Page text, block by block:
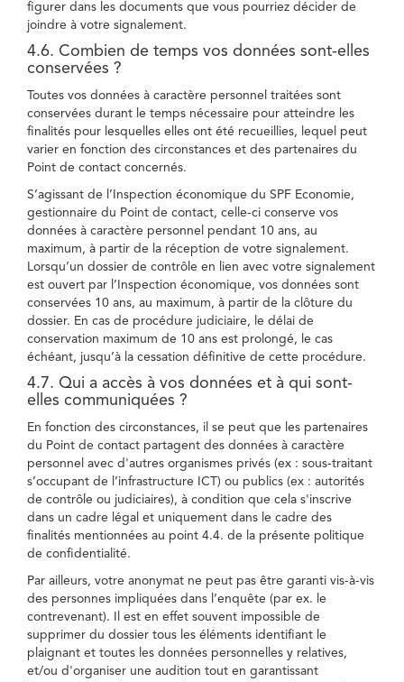
figurer dans les documents que vous pourriez décider de
joindre à votre signalement.
4.6. Combien de temps vos données sont-elles
conservées ?
Toutes vos données à caractère personnel traitées sont
conservées durant le temps nécessaire pour atteindre les
finalités pour lesquelles elles ont été recueillies, lequel peut
varier en fonction des circonstances et des partenaires du
Point de contact concernés.
S’agissant de l’Inspection économique du SPF Economie,
gestionnaire du Point de contact, celle-ci conserve vos
données à caractère personnel pendant 10 ans, au
maximum, à partir de la réception de votre signalement.
Lorsqu’un dossier de contrôle en lien avec votre signalement
est ouvert par l’Inspection économique, vos données sont
conservées 10 ans, au maximum, à partir de la clôture du
dossier. En cas de procédure judiciaire, le délai de
conservation maximum de 10 ans est prolongé, le cas
échéant, jusqu’à la cessation définitive de cette procédure.
4.7. Qui a accès à vos données et à qui sont-
elles communiquées ?
En fonction des circonstances, il se peut que les partenaires
du Point de contact partagent des données à caractère
personnel avec d'autres organismes privés (ex : sous-traitant
s’occupant de l’infrastructure ICT) ou publics (ex : autorités
de contrôle ou judiciaires), à condition que cela s'inscrive
dans un cadre légal et uniquement dans le cadre des
finalités mentionnées au point 4.4. de la présente politique
de confidentialité.
Par ailleurs, votre anonymat ne peut pas être garanti vis-à-vis
des personnes impliquées dans l’enquête (par ex. le
contrevenant). Il est en effet souvent impossible de
supprimer du dossier tous les éléments identifiant le
plaignant et toutes les données personnelles y relatives,
et/ou d'organiser une audition tout en garantissant